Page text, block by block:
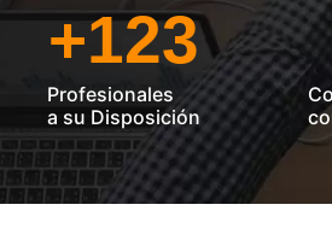
Profesionales
a su Disposición
+123